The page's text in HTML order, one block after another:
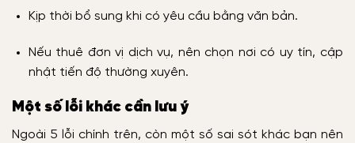
Kịp thời bổ sung khi có yêu cầu bằng văn bản.
Nếu thuê đơn vị dịch vụ, nên chọn nơi có uy tín, cập
nhật tiến độ thường xuyên.
Một số lỗi khác cần lưu ý
Ngoài 5 lỗi chính trên, còn một số sai sót khác bạn nên